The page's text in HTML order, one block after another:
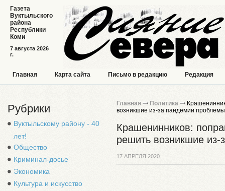
7 августа 2026
г.
Газета
Вуктыльского
района
Республики
Коми
Главная Карта сайта Письмо в редакцию Редакция
Рубрики
Вуктыльскому району - 40
лет!
Общество
Криминал-досье
Экономика
Культура и искусство
Главная Политика
возникшие из-за пандемии проблемы
Крашенинников:
решить возникшие
17 АПРЕЛЯ 2020